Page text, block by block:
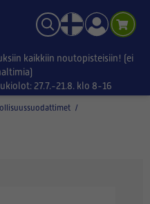
kaikkiin noutopisteisiin! (ei
27.7.-21.8. klo 8-16
/